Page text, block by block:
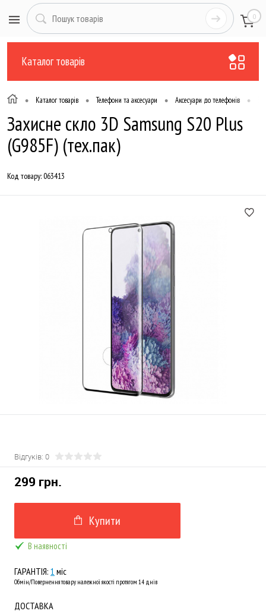
0
Каталог товарів
• Каталог товарів • Телефони та аксесуари • Аксесуари до телефонів •
Захисне скло 3D Samsung S20 Plus
(G985F) (тех.пак)
Код товару:063413
Відгуків: 0
299 грн.
Купити
В наявності
ГАРАНТІЯ: 1 міс
Обмін/Повернення товару належної якості протягом 14 днів
ДОСТАВКА